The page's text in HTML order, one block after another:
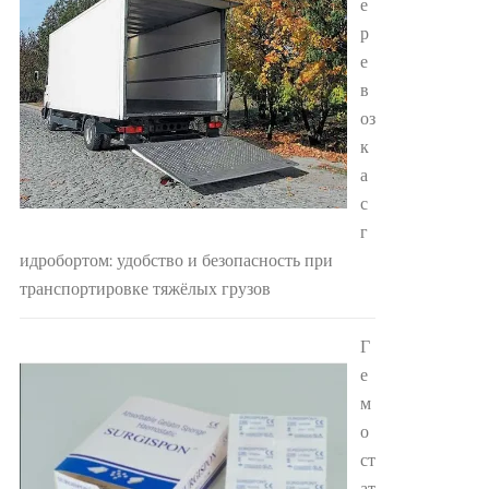
е
р
е
в
оз
к
а
с
г
идробортом: удобство и безопасность при
транспортировке тяжёлых грузов
Г
е
м
о
ст